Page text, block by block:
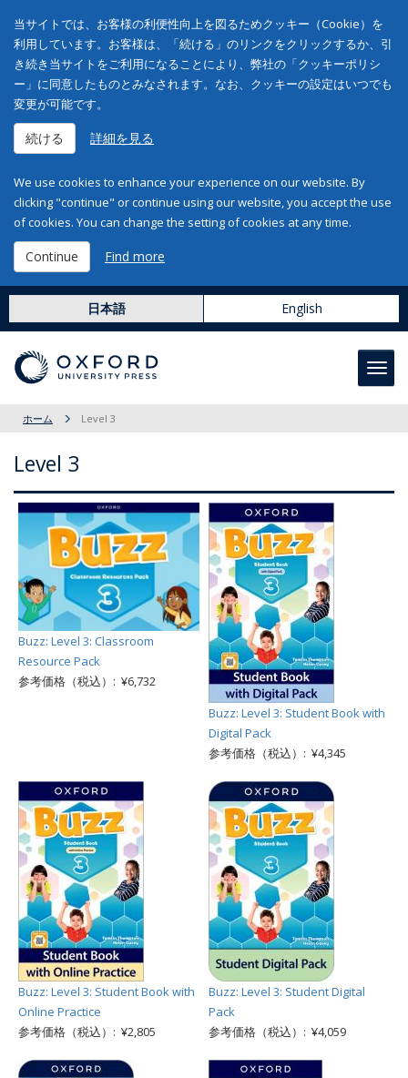
当サイトでは、お客様の利便性向上を図るためクッキー（Cookie）を
利用しています。お客様は、「続ける」のリンクをクリックするか、引
き続き当サイトをご利用になることにより、弊社の「クッキーポリシ
ー」に同意したものとみなされます。なお、クッキーの設定はいつでも
変更が可能です。
続ける 詳細を見る
We use cookies to enhance your experience on our website. By
clicking "continue" or continue using our website, you accept the use
of cookies. You can change the setting of cookies at any time.
Continue Find more
日本語 English
ホーム Level 3
Level 3
Buzz: Level 3: Classroom
Resource Pack
参考価格（税込）: ¥6,732
Buzz: Level 3: Student Book with
Digital Pack
参考価格（税込）: ¥4,345
Buzz: Level 3: Student Book with
Online Practice
参考価格（税込）: ¥2,805
Buzz: Level 3: Student Digital
Pack
参考価格（税込）: ¥4,059